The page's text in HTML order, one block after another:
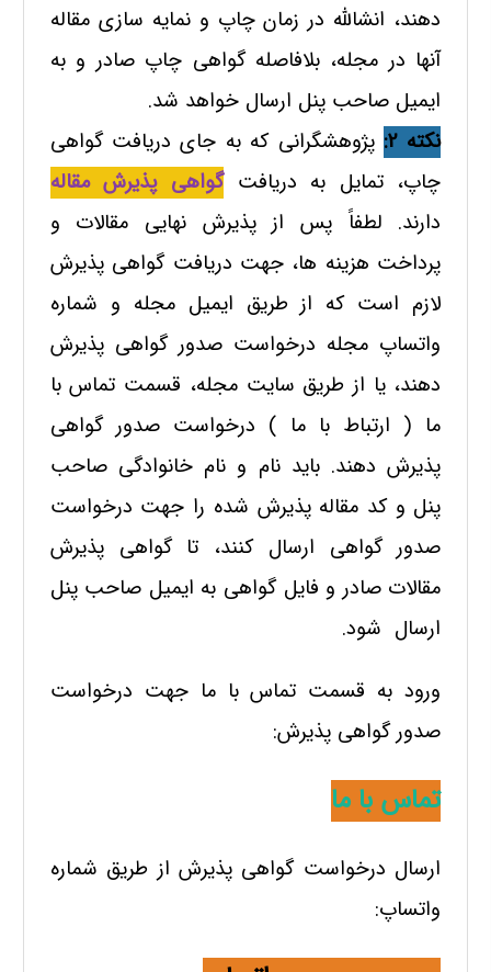
دهند، انشالله در زمان چاپ و نمایه سازی مقاله
آنها در مجله، بلافاصله گواهی چاپ صادر و به
ایمیل صاحب پنل ارسال خواهد شد.
نکته 2:
پژوهشگرانی که به جای دریافت گواهی
چاپ، تمایل به دریافت گواهی پذیرش مقاله
دارند. لطفاً پس از پذیرش نهایی مقالات و
پرداخت هزینه ها، جهت دریافت گواهی پذیرش
لازم است که از طریق ایمیل مجله و شماره
واتساپ مجله درخواست صدور گواهی پذیرش
دهند، یا از طریق سایت مجله، قسمت تماس با
ما ( ارتباط با ما ) درخواست صدور گواهی
پذیرش دهند.باید نام و نام خانوادگی صاحب
پنل و کد مقاله پذیرش شده را جهت درخواست
صدور گواهی ارسال کنند، تا گواهی پذیرش
مقالات صادر و فایل گواهی به ایمیل صاحب پنل
ارسال شود.
ورود به قسمت تماس با ما جهت درخواست
صدور گواهی پذیرش:
تماس با ما
ارسال درخواست گواهی پذیرش از طریق شماره
واتساپ: